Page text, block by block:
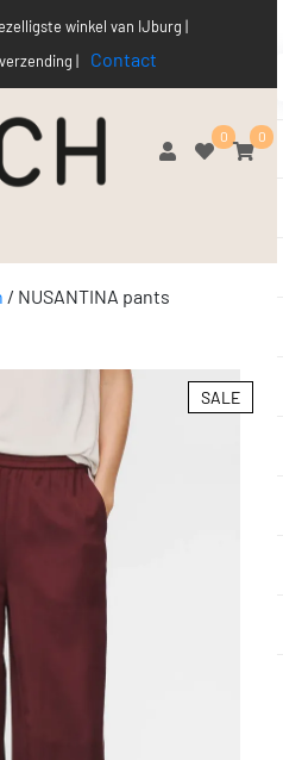
winkel van IJburg |
|
Contact
0 0
/ NUSANTINA pants
SALE